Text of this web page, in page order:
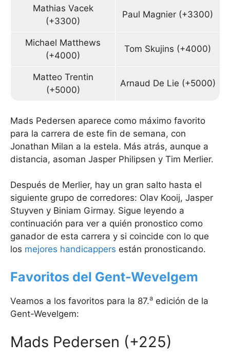
Mathias Vacek
(+3300)
Paul Magnier (+3300)
Michael Matthews
(+4000)
Tom Skujins (+4000)
Matteo Trentin
(+5000)
Arnaud De Lie (+5000)
Mads Pedersen aparece como máximo favorito
para la carrera de este fin de semana, con
Jonathan Milan a la estela. Más atrás, aunque a
distancia, asoman Jasper Philipsen y Tim Merlier.
Después de Merlier, hay un gran salto hasta el
siguiente grupo de corredores: Olav Kooij, Jasper
Stuyven y Biniam Girmay. Sigue leyendo a
continuación para ver a quién pronostico como
ganador de esta carrera y si coincide con lo que
los mejores handicappers están pronosticando.
Favoritos del Gent-Wevelgem
Veamos a los favoritos para la 87.a edición de la
Gent-Wevelgem:
Mads Pedersen (+225)